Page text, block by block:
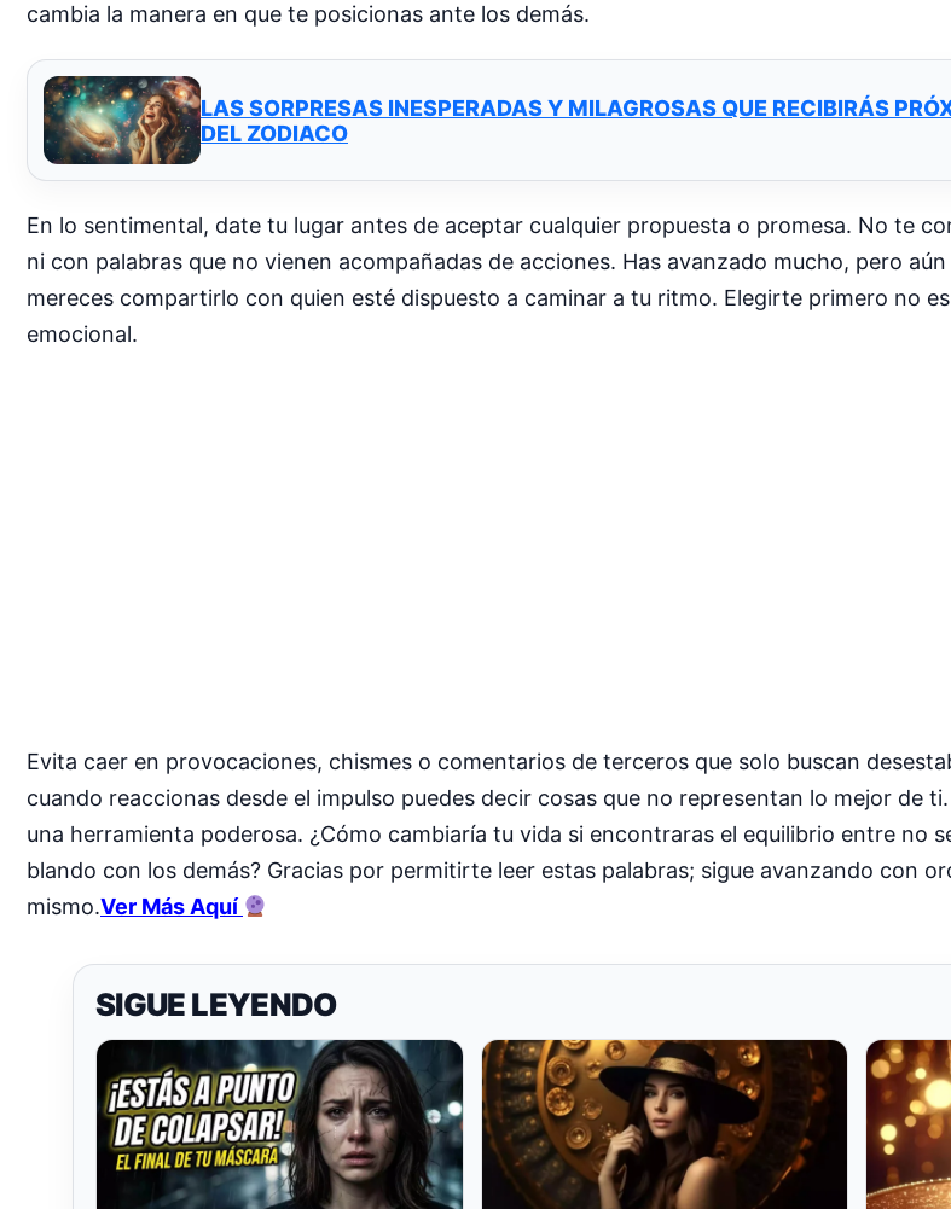
cambia la manera en que te posicionas ante los demás.
LAS SORPRESAS INESPERADAS Y MILAGROSAS QUE RECIBIRÁS
DEL ZODIACO
En lo sentimental, date tu lugar antes de aceptar cualquier propuesta o promesa. No te
ni con palabras que no vienen acompañadas de acciones. Has avanzado mucho, pero
mereces compartirlo con quien esté dispuesto a caminar a tu ritmo. Elegirte primero no
emocional.
Evita caer en provocaciones, chismes o comentarios de terceros que solo buscan
cuando reaccionas desde el impulso puedes decir cosas que no representan lo mejor de
una herramienta poderosa. ¿Cómo cambiaría tu vida si encontraras el equilibrio entre no
blando con los demás? Gracias por permitirte leer estas palabras; sigue avanzando con
mismo.Ver Más Aquí
SIGUE LEYENDO